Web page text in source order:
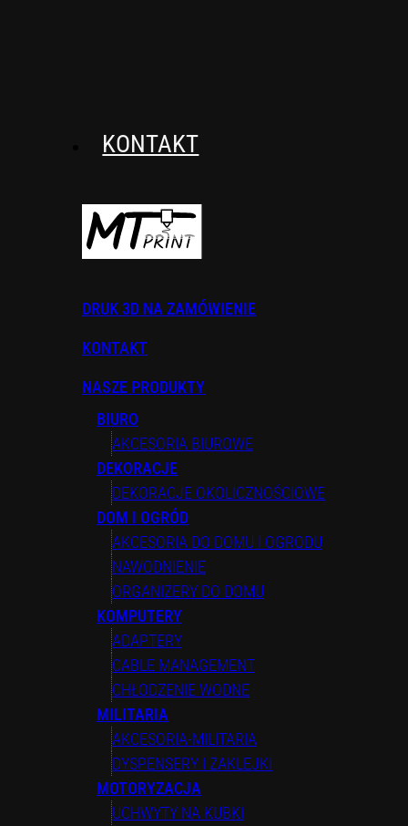
KONTAKT
DRUK 3D NA ZAMÓWIENIE
KONTAKT
NASZE PRODUKTY
BIURO
AKCESORIA BIUROWE
DEKORACJE
DEKORACJE OKOLICZNOŚCIOWE
DOM I OGRÓD
AKCESORIA DO DOMU I OGRODU
NAWODNIENIE
ORGANIZERY DO DOMU
KOMPUTERY
ADAPTERY
CABLE MANAGEMENT
CHŁODZENIE WODNE
MILITARIA
AKCESORIA-MILITARIA
DYSPENSERY I ZAKLEJKI
MOTORYZACJA
UCHWYTY NA KUBKI